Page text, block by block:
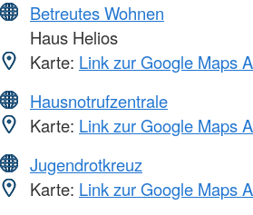
Betreutes Wohnen
Haus Helios
Karte: Link zur Google Maps
Hausnotrufzentrale
Karte: Link zur Google Maps
Jugendrotkreuz
Karte: Link zur Google Maps